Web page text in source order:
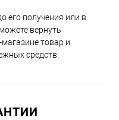
его получения или в
вернуть
товар и
средств.